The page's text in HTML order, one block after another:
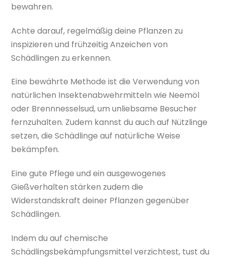
bewahren.
Achte darauf, regelmäßig deine Pflanzen zu
inspizieren und frühzeitig Anzeichen von
Schädlingen zu erkennen.
Eine bewährte Methode ist die Verwendung von
natürlichen Insektenabwehrmitteln wie Neemöl
oder Brennnesselsud, um unliebsame Besucher
fernzuhalten. Zudem kannst du auch auf Nützlinge
setzen, die Schädlinge auf natürliche Weise
bekämpfen.
Eine gute Pflege und ein ausgewogenes
Gießverhalten stärken zudem die
Widerstandskraft deiner Pflanzen gegenüber
Schädlingen.
Indem du auf chemische
Schädlingsbekämpfungsmittel verzichtest, tust du